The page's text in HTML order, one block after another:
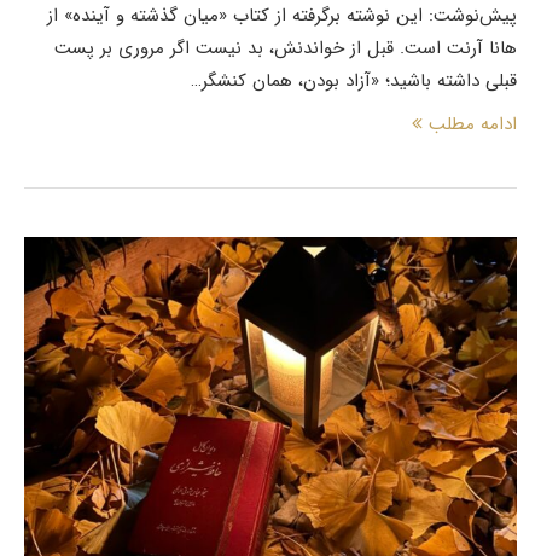
پیش‌نوشت: این نوشته برگرفته از کتاب «میان گذشته و آینده» از
هانا آرنت است. قبل از خواندنش، بد نیست اگر مروری بر پست
قبلی داشته باشید؛ «آزاد بودن، همان کنشگر…
ادامه مطلب